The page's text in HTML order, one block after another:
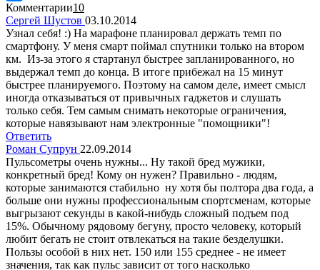
Комментарии10
Сергей Шустов 03.10.2014
Узнал себя! :) На марафоне планировал держать темп по
смартфону. У меня смарт поймал спутники только на втором
км. Из-за этого я стартанул быстрее запланированного, но
выдержал темп до конца. В итоге прибежал на 15 минут
быстрее планируемого. Поэтому на самом деле, имеет смысл
иногда отказываться от привычных гаджетов и слушать
только себя. Тем самым снимать некоторые ограничения,
которые навязывают нам электронные "помощники"!
Ответить
Роман Супрун 22.09.2014
Пульсометры очень нужны... Ну такой бред мужики,
конкретный бред! Кому он нужен? Правильно - людям,
которые занимаются стабильно ну хотя бы полтора два года, а
больше они нужны профессиональным спортсменам, которые
выгрызают секунды в какой-нибудь сложный подъем под
15%. Обычному рядовому бегуну, просто человеку, который
любит бегать не стоит отвлекаться на такие безделушки.
Пользы особой в них нет. 150 или 155 среднее - не имеет
значения, так как пульс зависит от того насколько